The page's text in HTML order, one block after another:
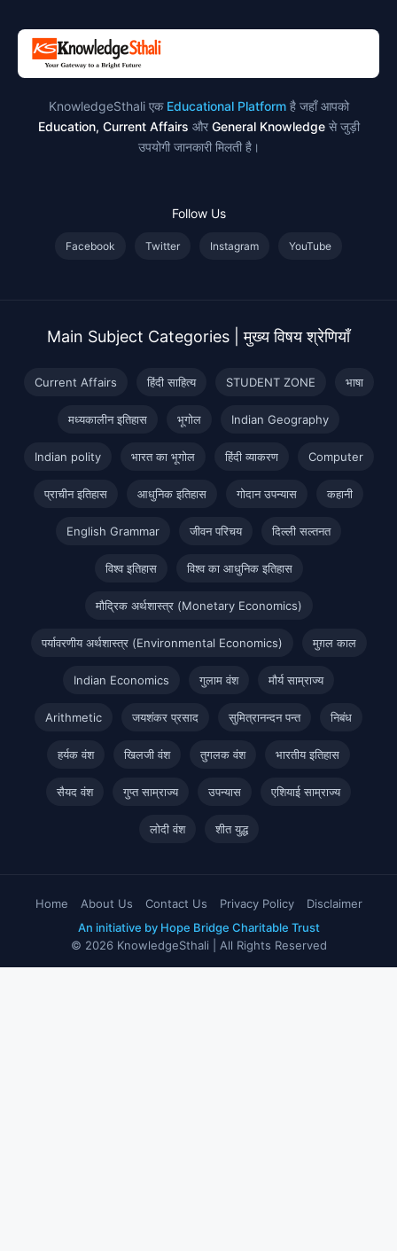
KnowledgeSthali एक Educational Platformहै जहाँ आपको
Education, Current Affairs और General Knowledgeसे जुड़ी
उपयोगी जानकारी मिलती है।
Follow Us
Facebook Twitter Instagram YouTube
Main Subject Categories | मुख्य विषय श्रेणियाँ
Current Affairs हिंदी साहित्य STUDENT ZONE भाषा
मध्यकालीन इतिहास भूगोल Indian Geography
Indian polity भारत का भूगोल हिंदी व्याकरण Computer
प्राचीन इतिहास आधुनिक इतिहास गोदान उपन्यास कहानी
English Grammar जीवन परिचय दिल्ली सल्तनत
विश्व इतिहास विश्व का आधुनिक इतिहास
मौद्रिक अर्थशास्त्र (Monetary Economics)
पर्यावरणीय अर्थशास्त्र (Environmental Economics) मुग़ल काल
Indian Economics गुलाम वंश मौर्य साम्राज्य
Arithmetic जयशंकर प्रसाद सुमित्रानन्दन पन्त निबंध
हर्यक वंश खिलजी वंश तुगलक वंश भारतीय इतिहास
सैयद वंश गुप्त साम्राज्य उपन्यास एशियाई साम्राज्य
लोदी वंश शीत युद्ध
Home About Us Contact Us Privacy Policy
Disclaimer
An initiative by Hope Bridge Charitable Trust
© 2026 KnowledgeSthali | All Rights Reserved